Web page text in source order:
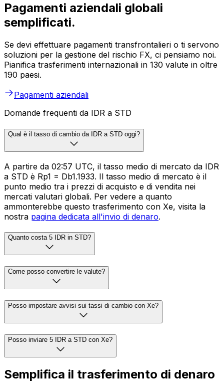
Pagamenti aziendali globali
semplificati.
Se devi effettuare pagamenti transfrontalieri o ti servono
soluzioni per la gestione del rischio FX, ci pensiamo noi.
Pianifica trasferimenti internazionali in 130 valute in oltre
190 paesi.
Pagamenti aziendali
Domande frequenti da IDR a STD
Qual è il tasso di cambio da IDR a STD oggi?
A partire da 02:57 UTC, il tasso medio di mercato da IDR
a STD è Rp1 = Db1.1933. Il tasso medio di mercato è il
punto medio tra i prezzi di acquisto e di vendita nei
mercati valutari globali. Per vedere a quanto
ammonterebbe questo trasferimento con Xe, visita la
nostra pagina dedicata all'invio di denaro.
Quanto costa 5 IDR in STD?
Come posso convertire le valute?
Posso impostare avvisi sui tassi di cambio con Xe?
Posso inviare 5 IDR a STD con Xe?
Semplifica il trasferimento di denaro